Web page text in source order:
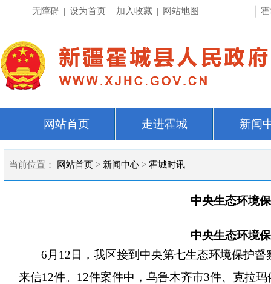
无障碍 | 设为首页 | 加入收藏 | 网站地图
网站首页 走进霍城 新闻
当前位置： 网站首页 > 新闻中心 > 霍城时讯
中央生态环境
中央生态环境
6 月 12 日，我区接到中央第七生态环境保护
来信12件。 12件案件中，乌鲁木齐市3件、克拉玛